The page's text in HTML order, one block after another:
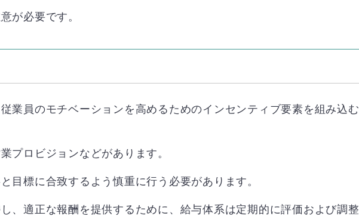
が必要です。
業員のモチベーションを高めるためのインセンティブ要素を組み込
プロビジョンなどがあります。
目標に合致するよう慎重に行う必要があります。
、適正な報酬を提供するために、給与体系は定期的に評価および調